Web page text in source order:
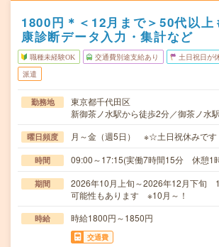
1800円＊＜12月まで＞50代以上
康診断データ入力・集計など
職種未経験OK 交通費別途支給あり 土日祝日が
派遣
勤務地
東京都千代田区
新御茶ノ水駅から徒歩2分／御茶ノ水
曜日頻度 月～金（週5日） ※☆土日祝休みです
時間 09:00～17:15(実働7時間15分 休憩1
期間
2026年10月上旬～2026年12月下旬
可能性もあります ※10月～！
時給 時給1800円～1850円
交通費